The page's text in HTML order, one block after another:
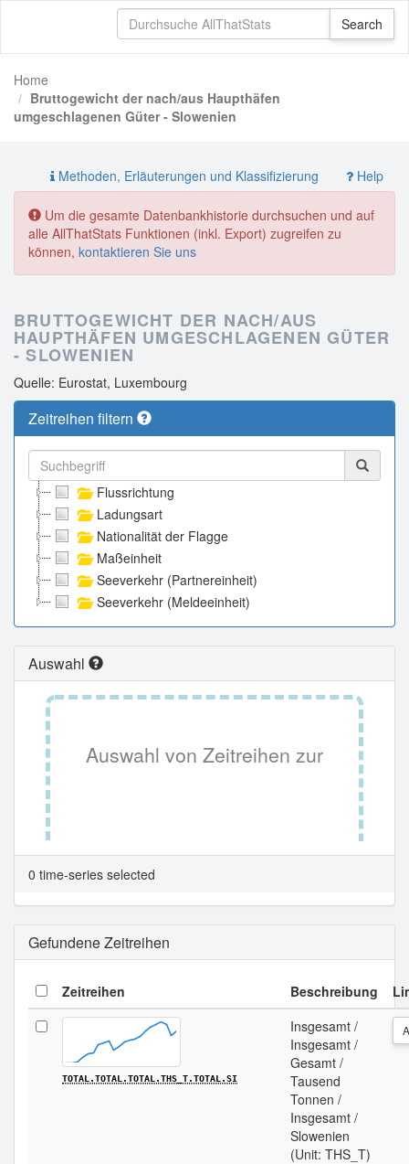
Home
Bruttogewicht der nach/aus Haupthäfen
umgeschlagenen Güter - Slowenien
Methoden, Erläuterungen und Klassifizierung Help
Um die gesamte Datenbankhistorie durchsuchen und auf
alle AllThatStats Funktionen (inkl. Export) zugreifen zu
können, kontaktieren Sie uns
BRUTTOGEWICHT DER NACH/AUS
HAUPTHÄFEN UMGESCHLAGENEN GÜTER
- SLOWENIEN
Quelle: Eurostat, Luxembourg
Zeitreihen filtern
Flussrichtung
Ladungsart
Nationalität der Flagge
Maßeinheit
Seeverkehr (Partnereinheit)
Seeverkehr (Meldeeinheit)
Auswahl
Auswahl von Zeitreihen zur
Tabellenansicht.
0 time-series selected
Gefundene Zeitreihen
Zeitreihen Beschreibung
TOTAL.TOTAL.TOTAL.THS_T.TOTAL.SI
Insgesamt /
Insgesamt /
Gesamt /
Tausend
Tonnen /
Insgesamt /
Slowenien
(Unit: THS_T)
A